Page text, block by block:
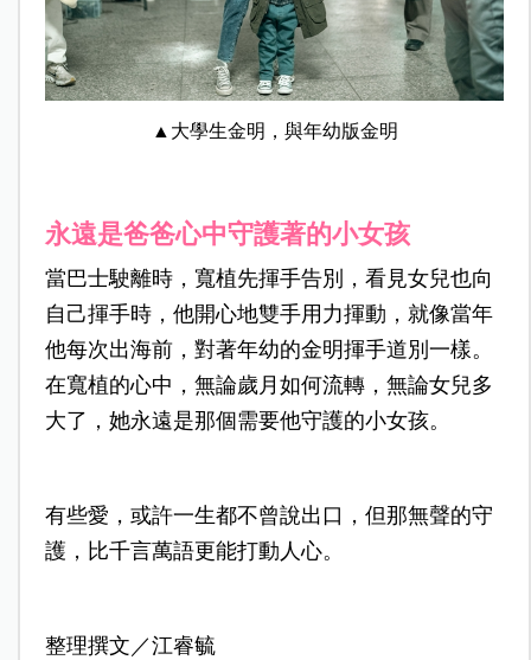
▲大學生金明，與年幼版金明
永遠是爸爸心中守護著的小女孩
當巴士駛離時，寬植先揮手告別，看見女兒也向
自己揮手時，他開心地雙手用力揮動，就像當年
他每次出海前，對著年幼的金明揮手道別一樣。
在寬植的心中，無論歲月如何流轉，無論女兒多
大了，她永遠是那個需要他守護的小女孩。
有些愛，或許一生都不曾說出口，但那無聲的守
護，比千言萬語更能打動人心。
整理撰文／江睿毓